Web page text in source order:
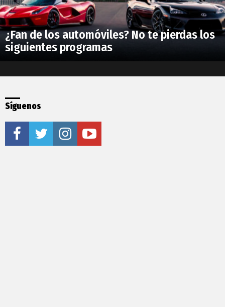
¿Fan de los automóviles? No te pierdas los
siguientes programas
Síguenos
facebooktwitter instagramyoutube